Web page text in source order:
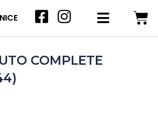
COMPLETE